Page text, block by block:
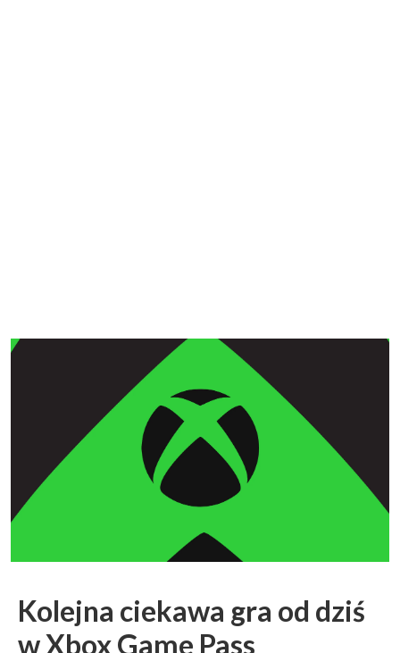
Kolejna ciekawa gra od dziś
w Xbox Game Pass